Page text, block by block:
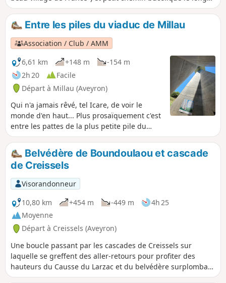
du Tarn.
Entre les piles du viaduc de Millau
Association / Club / AMM
6,61 km
+148 m
-154 m
2h 20
Facile
Départ à Millau (Aveyron)
Qui n'a jamais rêvé, tel Icare, de voir le
monde d'en haut... Plus prosaïquement c'est
entre les pattes de la plus petite pile du
viaduc que va nous emmener cette balade.
Un coup d’œil furtif sur la chapelle de
Brocuéjouls, un autre sur un dolmen à
double chambre mortuaire, sans oublier le
panorama exceptionnel sur la vallée du Tarn
en contrebas. Bref un circuit familial au
dénivelé modéré. Bonne balade.
Belvédère de Boundoulaou et cascade
de Creissels
Visorandonneur
10,80 km
+454 m -449 m
4h 25
Moyenne
Départ à Creissels (Aveyron)
Une boucle passant par les cascades de Creissels sur
laquelle se greffent des aller-retours pour profiter des
hauteurs du Causse du Larzac et du belvédère surplombant
le Viaduc de Millau et le Cirque du Boundoulaou.